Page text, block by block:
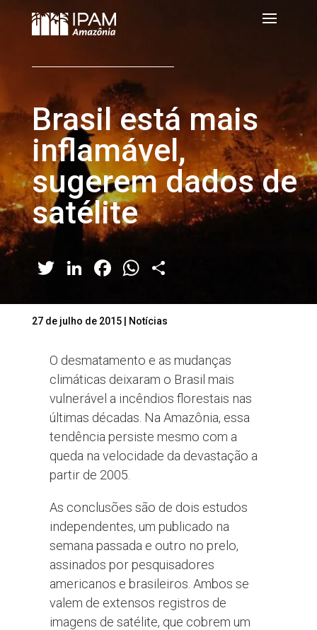
Brasil está mais
inflamável,
sugerem dados de
satélite
Twitter
LinkedIn
Facebook
WhatsApp
27 de julho de 2015| Notícias
O desmatamento e as mudanças
climáticas deixaram o Brasil mais
vulnerável a incêndios florestais nas
últimas décadas. Na Amazônia, essa
tendência persiste mesmo com a
queda na velocidade da devastação a
partir de 2005.
As conclusões são de dois estudos
independentes, um publicado na
semana passada e outro no prelo,
assinados por pesquisadores
americanos e brasileiros. Ambos se
valem de extensos registros de
imagens de satélite, que cobrem um